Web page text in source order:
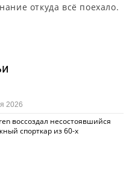
откуда всё поехало.
воссоздал несостоявшийся
спорткар из 60-х
2026